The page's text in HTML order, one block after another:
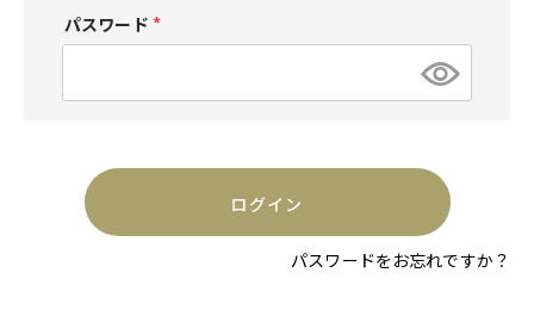
パスワード
(
須
ログイン
パスワードをお忘れですか？